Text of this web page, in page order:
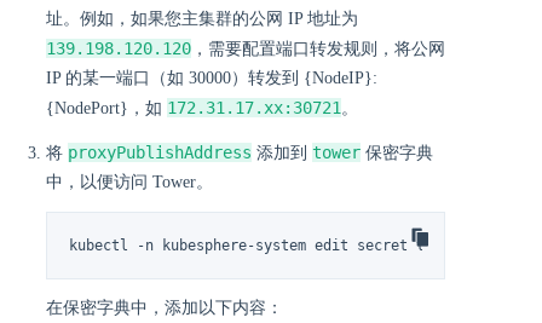
址。例如，如果您主集群的公网 IP 地址为
139.198.120.120 ，需要配置端口转发规则，将公网
IP 的某一端口（如 30000）转发到 {NodeIP}:
{NodePort}，如 172.31.17.xx:30721 。
将 proxyPublishAddress 添加到 tower 保密字典
中，以便访问 Tower。
kubectl -n kubesphere-system edit secret tower
在保密字典中，添加以下内容：